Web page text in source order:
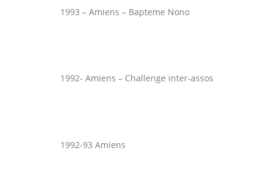
1993 – Amiens – Bapteme Nono
1992- Amiens – Challenge inter-assos
1992-93 Amiens